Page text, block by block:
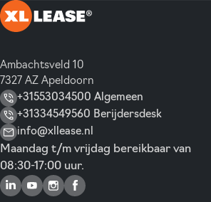
Ambachtsveld 10
7327 AZ Apeldoorn
+31553034500 Algemeen
+31334549560 Berijdersdesk
info@xllease.nl
Maandag t/m vrijdag bereikbaar van
08:30-17:00 uur.